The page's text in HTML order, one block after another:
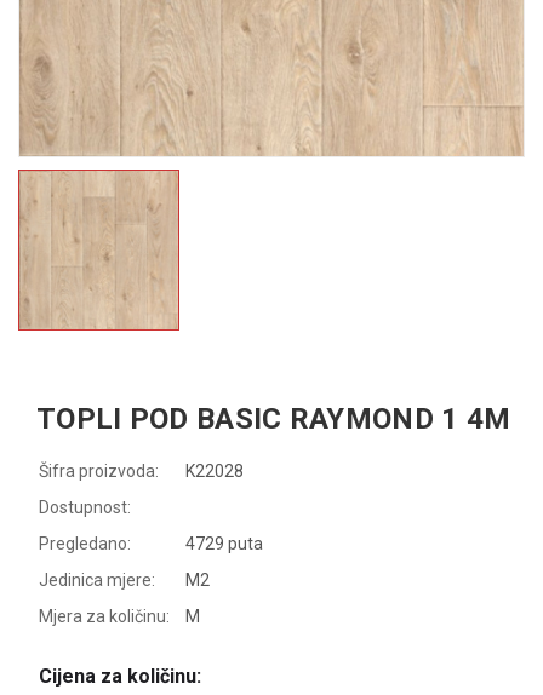
TOPLI POD BASIC RAYMOND 1 4M
Šifra proizvoda:
K22028
Dostupnost:
Pregledano:
4729 puta
Jedinica mjere:
M2
Mjera za količinu:
M
Cijena za količinu: